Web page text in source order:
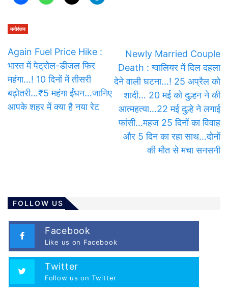
मनोरंजन
Again Fuel Price Hike :
भारत में पेट्रोल-डीजल फिर
महंगा…! 10 दिनों में तीसरी
बढ़ोतरी…₹5 महंगा ईंधन…जानिए
आपके शहर में क्या है नया रेट
Newly Married Couple
Death : ग्वालियर में दिल दहला
देने वाली घटना…! 25 अप्रैल को
शादी… 20 मई को दुल्हन ने की
आत्महत्या…22 मई दुल्हे ने लगाई
फांसी…महज 25 दिनों का विवाह
और 5 दिन का रहा साथ…दोनों
की मौत से मचा सनसनी
FOLLOW US
Facebook
Like us on Facebook
Twitter
Follow us on Twitter